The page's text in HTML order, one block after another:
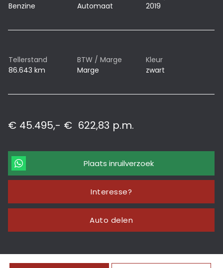
Benzine
Automaat
2019
Tellerstand
86.643 km
BTW / Marge
Marge
Kleur
zwart
€ 45.495,- € 622,83 p.m.
Plaats inruilverzoek
Interesse?
Auto delen